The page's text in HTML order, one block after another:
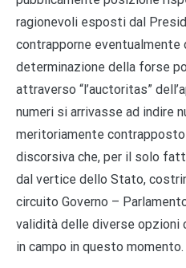
ragionevoli esposti dal
contrapporne eventualmente
determinazione della forse
attraverso “l’auctoritas” dell’
numeri si arrivasse ad indire
meritoriamente
discorsiva che, per il solo
dal vertice dello Stato,
circuito Governo –
validità delle diverse opzioni
in campo in questo momento.